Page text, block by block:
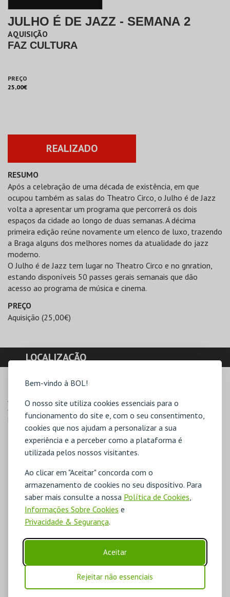
Bem-vindo à BOL!
O nosso site utiliza cookies essenciais para o
funcionamento do site e, com o seu consentimento,
cookies que nos ajudam a personalizar a sua
experiência e a perceber como a plataforma é
utilizada pelos nossos visitantes.
Ao clicar em "Aceitar" concorda com o
armazenamento de cookies no seu dispositivo. Para
saber mais consulte a nossa Política de Cookies,
Informações Sobre Cookies e
Privacidade & Segurança.
Aceitar
Rejeitar não essenciais
JULHO É DE JAZZ - SEMANA 2
AQUISIÇÃO
FAZ CULTURA
PREÇO
25,00€
REALIZADO
RESUMO
Após a celebração de uma década de existência, em que
ocupou também as salas do Theatro Circo, o Julho é de Jazz
volta a apresentar um programa que percorrerá os dois
espaços da cidade ao longo de duas semanas. A décima
primeira edição reúne novamente um elenco de luxo, trazendo
a Braga alguns dos melhores nomes da atualidade do jazz
moderno.
O Julho é de Jazz tem lugar no Theatro Circo e no gnration,
estando disponíveis 50 passes gerais semanais que dão
acesso ao programa de música e cinema.
PREÇO
Aquisição (25,00€)
LOCALIZAÇÃO
MORADA
Avenida da Liberdade, 697
4710-251 Braga
Direcções para Faz Cultura